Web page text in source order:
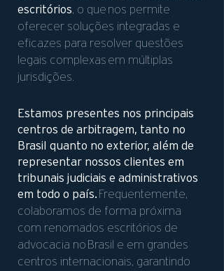
escritórios, o que nos permite
oferecer soluções integradas e
eficazes para resolver questões
legais complexas em múltiplas
jurisdições.
Estamos presentes nos principais
centros de arbitragem, tanto no
Brasil quanto no exterior, além de
representar nossos clientes em
tribunais judiciais e administrativos
em todo o país. Frequentemente,
colaboramos de forma próxima
com renomados escritórios de
advocacia no Brasil e em grandes
centros internacionais, garantindo